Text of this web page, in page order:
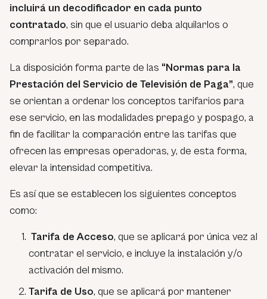
incluirá un decodificador en cada punto
contratado, sin que el usuario deba alquilarlos o
comprarlos por separado.
La disposición forma parte de las “Normas para la
Prestación del Servicio de Televisión de Paga”, que
se orientan a ordenar los conceptos tarifarios para
ese servicio, en las modalidades prepago y pospago, a
fin de facilitar la comparación entre las tarifas que
ofrecen las empresas operadoras, y, de esta forma,
elevar la intensidad competitiva.
Es así que se establecen los siguientes conceptos
como:
Tarifa de Acceso, que se aplicará por única vez al
contratar el servicio, e incluye la instalación y/o
activación del mismo.
Tarifa de Uso, que se aplicará por mantener